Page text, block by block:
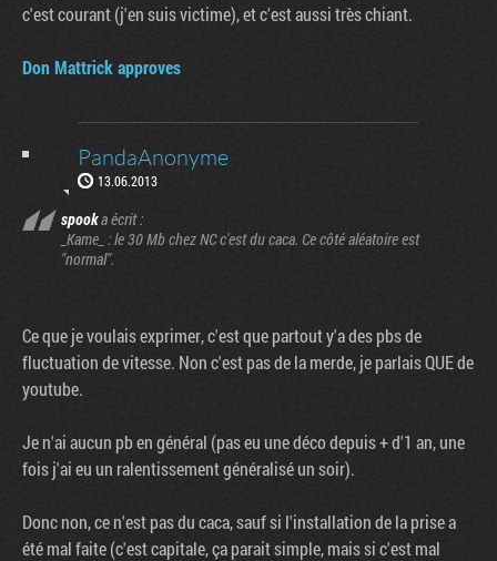
c'est courant (j'en suis victime), et c'est aussi très chiant.
Don Mattrick approves
PandaAnonyme
13.06.2013
spooka écrit :
_Kame_ : le 30 Mb chez NC c'est du caca. Ce côté aléatoire est
"normal".
Ce que je voulais exprimer, c'est que partout y'a des pbs de
fluctuation de vitesse. Non c'est pas de la merde, je parlais QUE de
youtube.
Je n'ai aucun pb en général (pas eu une déco depuis + d'1 an, une
fois j'ai eu un ralentissement généralisé un soir).
Donc non, ce n'est pas du caca, sauf si l'installation de la prise a
été mal faite (c'est capitale, ça parait simple, mais si c'est mal